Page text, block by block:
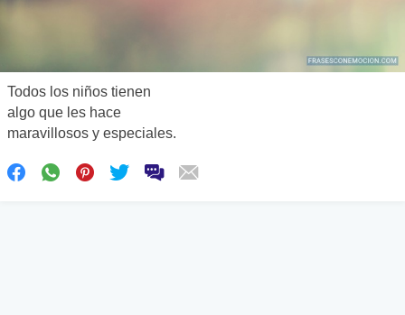
Todos los niños tienen
algo que les hace
maravillosos y especiales.